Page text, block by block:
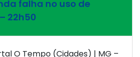
falha no uso de
22h50
O Tempo (Cidades) | MG –